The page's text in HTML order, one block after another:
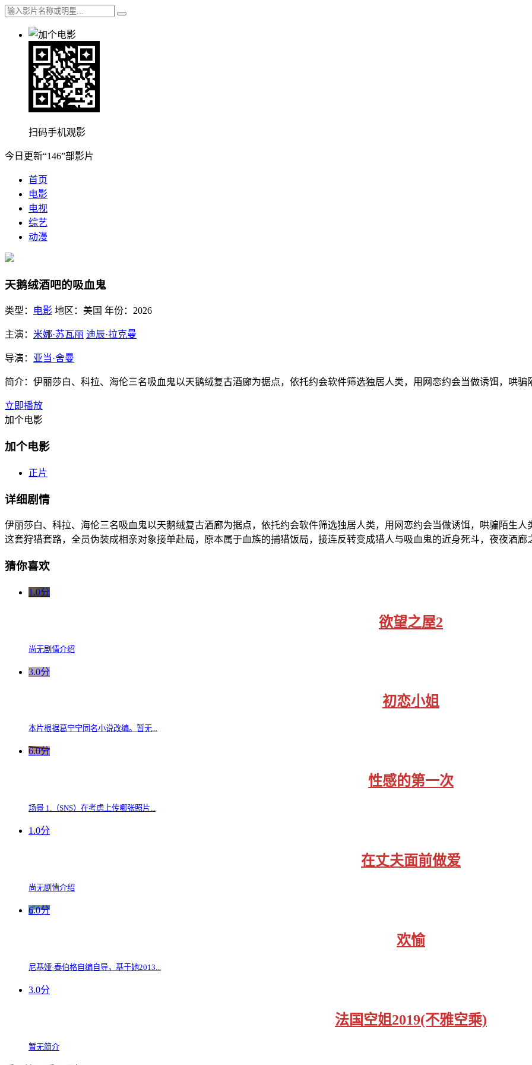
扫码手机观影
今日更新“146”部影片
首页
电影
电视
综艺
动漫
天鹅绒酒吧的吸血鬼
类型： 电影 地区： 美国 年份： 2026
主演： 米娜·苏瓦丽 迪辰·拉克曼
导演： 亚当·舍曼
简介： 伊丽莎白、科拉、海伦三名吸血鬼以天鹅绒复古酒廊为据点，依托约会软件筛选独居人类，用网恋约会当做诱饵，哄骗
立即播放
加个电影
加个电影
正片
详细剧情
伊丽莎白、科拉、海伦三名吸血鬼以天鹅绒复古酒廊为据点，依托约会软件筛选独居人类，用网恋约会当做诱饵，哄骗陌生
这套狩猎套路，全员伪装成相亲对象接单赴局，原本属于血族的捕猎饭局，接连反转变成猎人与吸血鬼的近身死斗，夜夜酒廊
猜你喜欢
1.0分
欲望之屋2
尚无剧情介绍
3.0分
初恋小姐
本片根据葛宁宁同名小说改编。暂无...
6.0分
性感的第一次
场景 1.（SNS）在考虑上传哪张照片...
1.0分
在丈夫面前做爱
尚无剧情介绍
6.0分
欢愉
尼基娅·泰伯格自编自导，基于她2013...
3.0分
法国空姐2019(不雅空乘)
暂无简介